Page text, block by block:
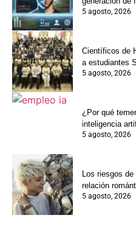
5 agosto, 2026
Científicos de
a estudiantes
5 agosto, 2026
¿Por qué
inteligencia
5 agosto, 2026
Los riesgos
relación
5 agosto, 2026